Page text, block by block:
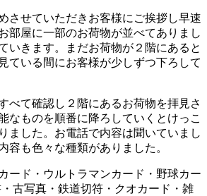
させていただきお客様にご挨拶し早速
部屋に一部のお荷物が並べてありまし
いきます。まだお荷物が２階にあると
ている間にお客様が少しずつ下ろして
べて確認し２階にあるお荷物を拝見さ
なものを順番に降ろしていくとけっこ
ました。お電話で内容は聞いていまし
容も色々な種類がありました。
ード・ウルトラマンカード・野球カー
・古写真・鉄道切符・クオカード・雑